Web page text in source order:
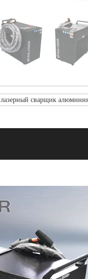
лазерный сварщик